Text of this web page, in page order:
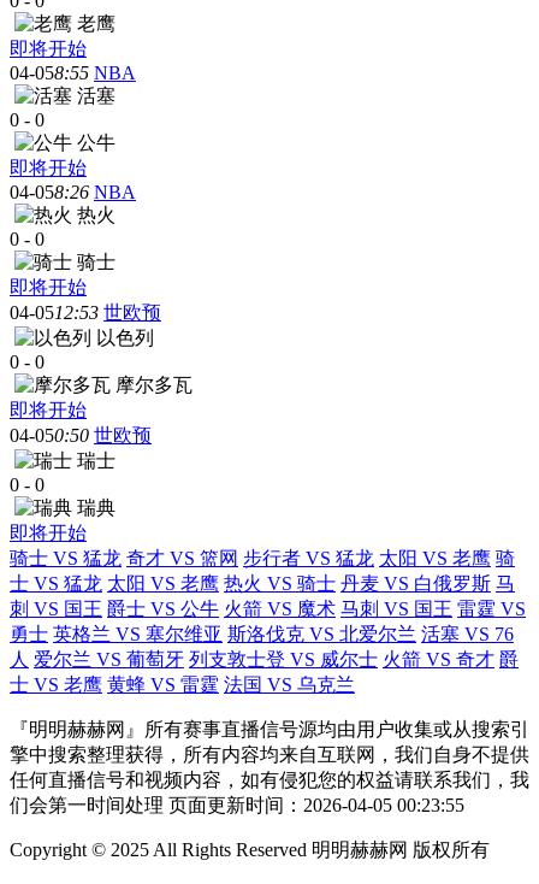
老鹰
即将开始
04-058:55 NBA
活塞
0 - 0
公牛
即将开始
04-058:26 NBA
热火
0 - 0
骑士
即将开始
04-0512:53 世欧预
以色列
0 - 0
摩尔多瓦
即将开始
04-050:50 世欧预
瑞士
0 - 0
瑞典
即将开始
骑士 VS 猛龙 奇才 VS 篮网 步行者 VS 猛龙 太阳 VS 老鹰 骑
士 VS 猛龙 太阳 VS 老鹰 热火 VS 骑士 丹麦 VS 白俄罗斯 马
刺 VS 国王 爵士 VS 公牛 火箭 VS 魔术 马刺 VS 国王 雷霆 VS
勇士 英格兰 VS 塞尔维亚 斯洛伐克 VS 北爱尔兰 活塞 VS 76
人 爱尔兰 VS 葡萄牙 列支敦士登 VS 威尔士 火箭 VS 奇才 爵
士 VS 老鹰 黄蜂 VS 雷霆 法国 VS 乌克兰
『明明赫赫网』所有赛事直播信号源均由用户收集或从搜索引
擎中搜索整理获得，所有内容均来自互联网，我们自身不提供
任何直播信号和视频内容，如有侵犯您的权益请联系我们，我
们会第一时间处理 页面更新时间：2026-04-05 00:23:55
Copyright © 2025 All Rights Reserved 明明赫赫网 版权所有